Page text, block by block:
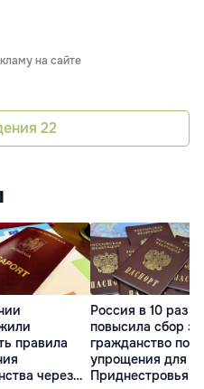
на сайте
22
правила
через
Россия в 10 раз
повысила сбор за
гражданство
упрощения для
Приднестровья